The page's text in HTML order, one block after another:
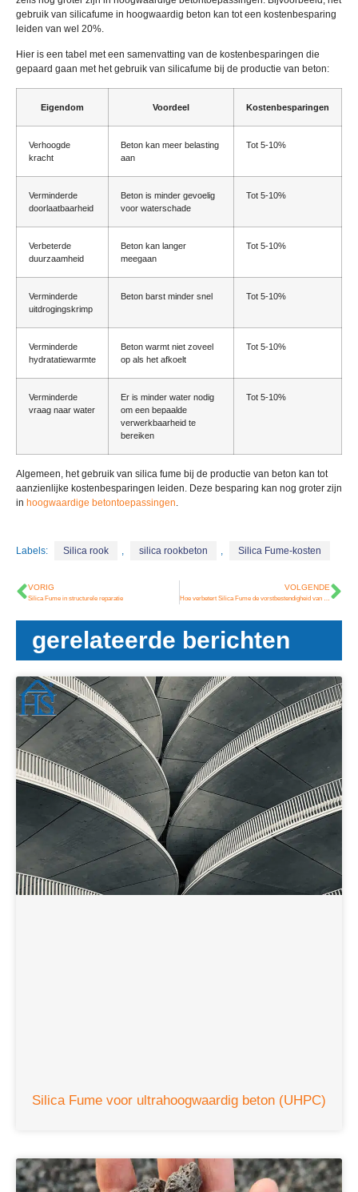
gebruik van silicafume in hoogwaardig beton kan tot een kostenbesparing
leiden van wel 20%.
Hier is een tabel met een samenvatting van de kostenbesparingen die
gepaard gaan met het gebruik van silicafume bij de productie van beton:
Eigendom Voordeel Kostenbesparingen
Verhoogde
kracht
Beton kan meer belasting
aan
Tot 5-10%
Verminderde
doorlaatbaarheid
Beton is minder gevoelig
voor waterschade
Tot 5-10%
Verbeterde
duurzaamheid
Beton kan langer
meegaan
Tot 5-10%
Verminderde
uitdrogingskrimp
Beton barst minder snel Tot 5-10%
Verminderde
hydratatiewarmte
Beton warmt niet zoveel
op als het afkoelt
Tot 5-10%
Verminderde
vraag naar water
Er is minder water nodig
om een ​​bepaalde
verwerkbaarheid te
bereiken
Tot 5-10%
Algemeen, het gebruik van silica fume bij de productie van beton kan tot
aanzienlijke kostenbesparingen leiden. Deze besparing kan nog groter zijn
in hoogwaardige betontoepassingen
Labels: Silica rook , silica rookbeton , Silica Fume-kosten
VORIG
Silica Fume in structurele reparatie
VOLGENDE
Hoe verbetert Silica Fume de vorstbestendigheid van beton?
gerelateerde berichten
Silica Fume voor ultrahoogwaardig beton (UHPC)